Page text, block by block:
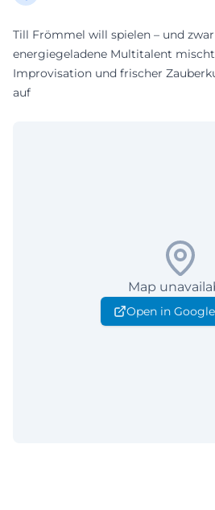
Till Frömmel will spielen – und
energiegeladene Multitalent
Improvisation und frischer
auf
Map
Open in